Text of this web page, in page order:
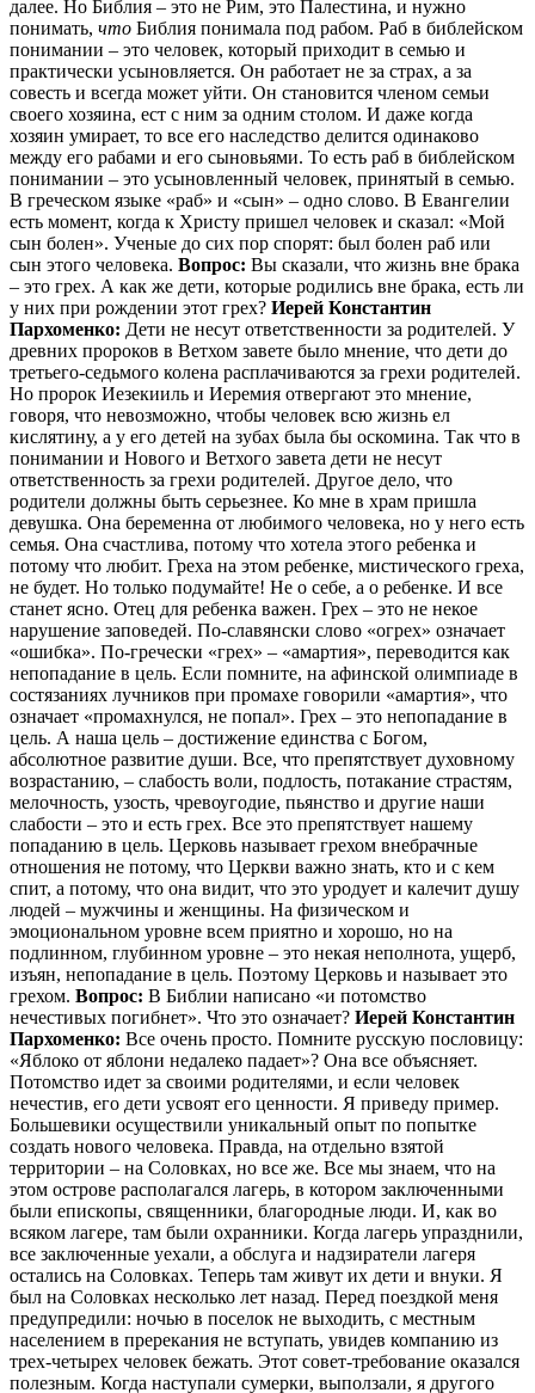
далее. Но Библия – это не Рим, это Палестина, и нужно
понимать, что Библия понимала под рабом. Раб в библейском
понимании – это человек, который приходит в семью и
практически усыновляется. Он работает не за страх, а за
совесть и всегда может уйти. Он становится членом семьи
своего хозяина, ест с ним за одним столом. И даже когда
хозяин умирает, то все его наследство делится одинаково
между его рабами и его сыновьями. То есть раб в библейском
понимании – это усыновленный человек, принятый в семью.
В греческом языке «раб» и «сын» – одно слово. В Евангелии
есть момент, когда к Христу пришел человек и сказал: «Мой
сын болен». Ученые до сих пор спорят: был болен раб или
сын этого человека. Вопрос: Вы сказали, что жизнь вне брака
– это грех. А как же дети, которые родились вне брака, есть ли
у них при рождении этот грех? Иерей Константин
Пархоменко: Дети не несут ответственности за родителей. У
древних пророков в Ветхом завете было мнение, что дети до
третьего-седьмого колена расплачиваются за грехи родителей.
Но пророк Иезекииль и Иеремия отвергают это мнение,
говоря, что невозможно, чтобы человек всю жизнь ел
кислятину, а у его детей на зубах была бы оскомина. Так что в
понимании и Нового и Ветхого завета дети не несут
ответственность за грехи родителей. Другое дело, что
родители должны быть серьезнее. Ко мне в храм пришла
девушка. Она беременна от любимого человека, но у него есть
семья. Она счастлива, потому что хотела этого ребенка и
потому что любит. Греха на этом ребенке, мистического греха,
не будет. Но только подумайте! Не о себе, а о ребенке. И все
станет ясно. Отец для ребенка важен. Грех – это не некое
нарушение заповедей. По-славянски слово «огрех» означает
«ошибка». По-гречески «грех» – «амартия», переводится как
непопадание в цель. Если помните, на афинской олимпиаде в
состязаниях лучников при промахе говорили «амартия», что
означает «промахнулся, не попал». Грех – это непопадание в
цель. А наша цель – достижение единства с Богом,
абсолютное развитие души. Все, что препятствует духовному
возрастанию, – слабость воли, подлость, потакание страстям,
мелочность, узость, чревоугодие, пьянство и другие наши
слабости – это и есть грех. Все это препятствует нашему
попаданию в цель. Церковь называет грехом внебрачные
отношения не потому, что Церкви важно знать, кто и с кем
спит, а потому, что она видит, что это уродует и калечит душу
людей – мужчины и женщины. На физическом и
эмоциональном уровне всем приятно и хорошо, но на
подлинном, глубинном уровне – это некая неполнота, ущерб,
изъян, непопадание в цель. Поэтому Церковь и называет это
грехом. Вопрос: В Библии написано «и потомство
нечестивых погибнет». Что это означает? Иерей Константин
Пархоменко: Все очень просто. Помните русскую пословицу:
«Яблоко от яблони недалеко падает»? Она все объясняет.
Потомство идет за своими родителями, и если человек
нечестив, его дети усвоят его ценности. Я приведу пример.
Большевики осуществили уникальный опыт по попытке
создать нового человека. Правда, на отдельно взятой
территории – на Соловках, но все же. Все мы знаем, что на
этом острове располагался лагерь, в котором заключенными
были епископы, священники, благородные люди. И, как во
всяком лагере, там были охранники. Когда лагерь упразднили,
все заключенные уехали, а обслуга и надзиратели лагеря
остались на Соловках. Теперь там живут их дети и внуки. Я
был на Соловках несколько лет назад. Перед поездкой меня
предупредили: ночью в поселок не выходить, с местным
населением в пререкания не вступать, увидев компанию из
трех-четырех человек бежать. Этот совет-требование оказался
полезным. Когда наступали сумерки, выползали, я другого